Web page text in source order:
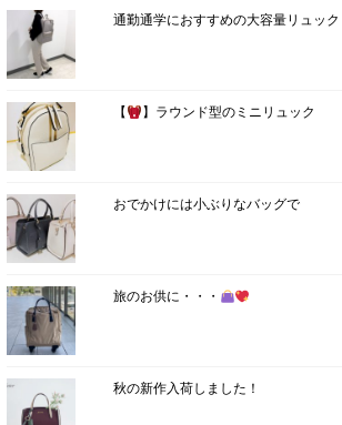
通勤通学におすすめの大容量リュック
【 】ラウンド型のミニリュック
おでかけには小ぶりなバッグで
旅のお供に・・・
秋の新作入荷しました！